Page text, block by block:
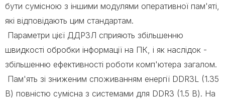
бути сумісною з іншими модулями оперативної пам'яті,
які відповідають цим стандартам.
Параметри цієї ДДР3Л сприяють збільшенню
швидкості обробки інформації на ПК, і як наслідок -
збільшенню ефективності роботи комп'ютера загалом.
Пам'ять зі зниженим споживанням енергії DDR3L (1.35
В) повністю сумісна з системами для DDR3 (1.5 В). На